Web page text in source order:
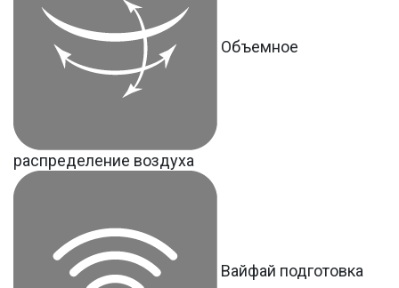
Объемное
распределение воздуха
Вайфай подготовка